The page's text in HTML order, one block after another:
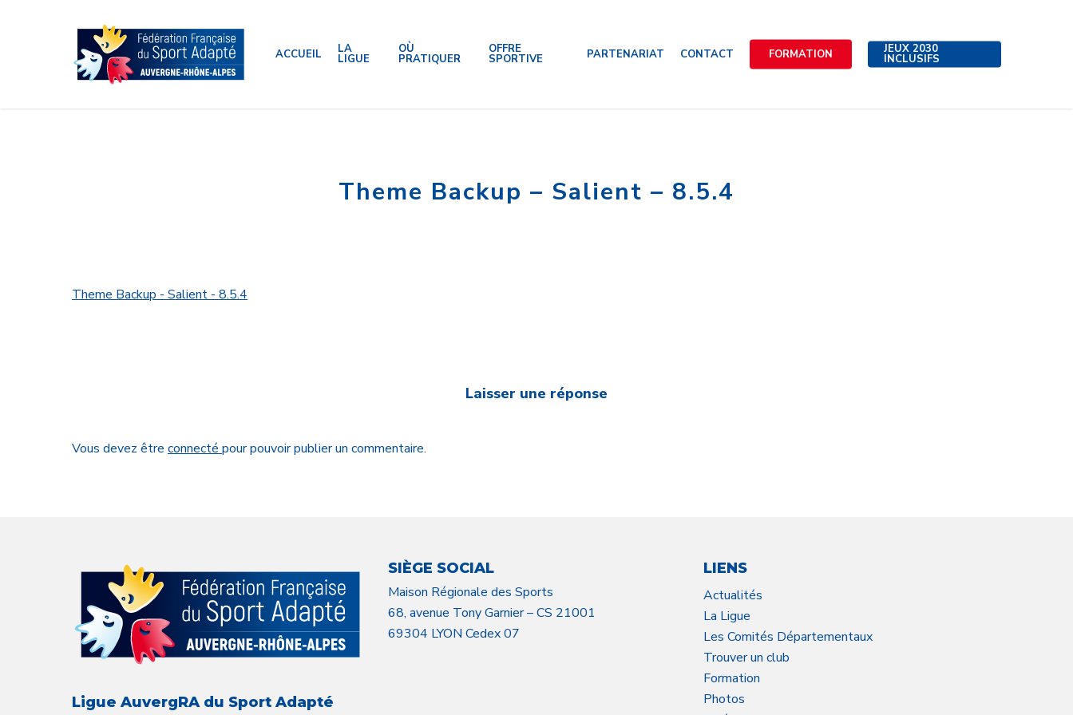
ACCUEIL LA
LIGUE
OÙ
PRATIQUER
OFFRE
SPORTIVE PARTENARIAT CONTACT FORMATION JEUX 2030
INCLUSIFS
Theme Backup – Salient – 8.5.4
Theme Backup - Salient - 8.5.4
Laisser une réponse
Vous devez être connecté pour pouvoir publier un commentaire.
Ligue AuvergRA du Sport Adapté
SIÈGE SOCIAL
Maison Régionale des Sports
68, avenue Tony Garnier – CS 21001
69304 LYON Cedex 07
LIENS
Actualités
La Ligue
Les Comités Départementaux
Trouver un club
Formation
Photos